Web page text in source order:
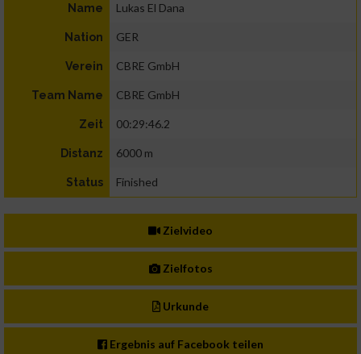
Name Lukas El Dana
Nation GER
Verein CBRE GmbH
Team Name CBRE GmbH
Zeit 00:29:46.2
Distanz 6000 m
Status Finished
Zielvideo
Zielfotos
Urkunde
Ergebnis auf Facebook teilen